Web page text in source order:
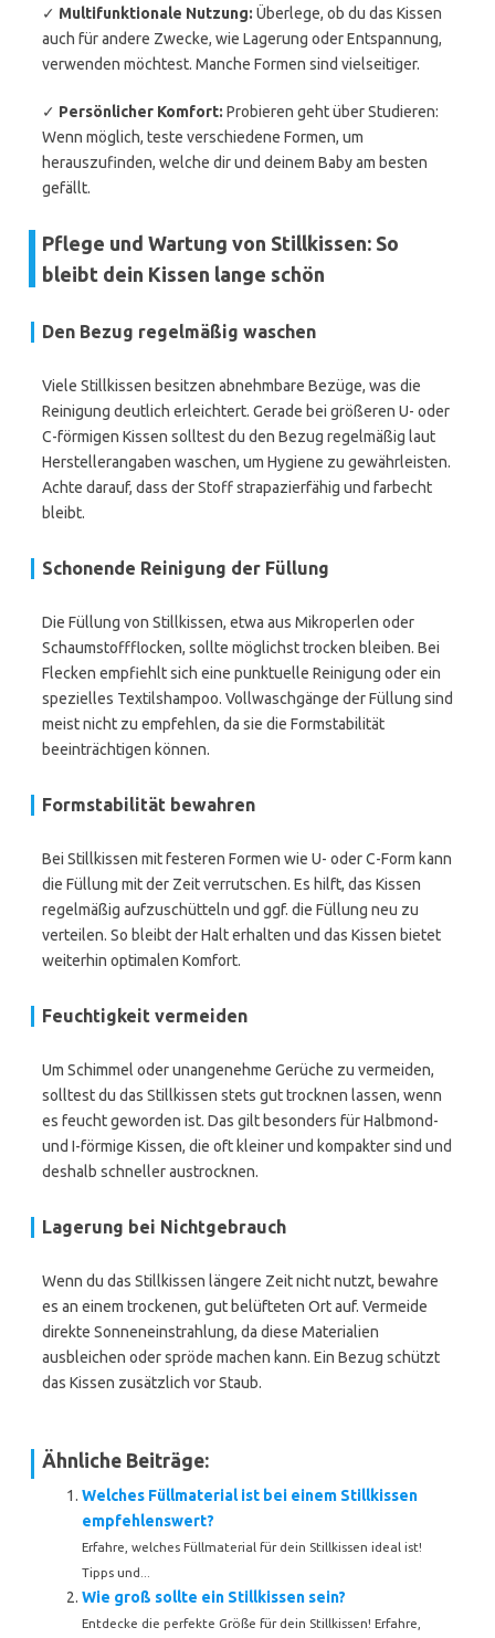
✓ Multifunktionale Nutzung: Überlege, ob du das Kissen
auch für andere Zwecke, wie Lagerung oder Entspannung,
verwenden möchtest. Manche Formen sind vielseitiger.
✓ Persönlicher Komfort: Probieren geht über Studieren:
Wenn möglich, teste verschiedene Formen, um
herauszufinden, welche dir und deinem Baby am besten
gefällt.
Pflege und Wartung von Stillkissen: So
bleibt dein Kissen lange schön
Den Bezug regelmäßig waschen
Viele Stillkissen besitzen abnehmbare Bezüge, was die
Reinigung deutlich erleichtert. Gerade bei größeren U- oder
C-förmigen Kissen solltest du den Bezug regelmäßig laut
Herstellerangaben waschen, um Hygiene zu gewährleisten.
Achte darauf, dass der Stoff strapazierfähig und farbecht
bleibt.
Schonende Reinigung der Füllung
Die Füllung von Stillkissen, etwa aus Mikroperlen oder
Schaumstoffflocken, sollte möglichst trocken bleiben. Bei
Flecken empfiehlt sich eine punktuelle Reinigung oder ein
spezielles Textilshampoo. Vollwaschgänge der Füllung sind
meist nicht zu empfehlen, da sie die Formstabilität
beeinträchtigen können.
Formstabilität bewahren
Bei Stillkissen mit festeren Formen wie U- oder C-Form kann
die Füllung mit der Zeit verrutschen. Es hilft, das Kissen
regelmäßig aufzuschütteln und ggf. die Füllung neu zu
verteilen. So bleibt der Halt erhalten und das Kissen bietet
weiterhin optimalen Komfort.
Feuchtigkeit vermeiden
Um Schimmel oder unangenehme Gerüche zu vermeiden,
solltest du das Stillkissen stets gut trocknen lassen, wenn
es feucht geworden ist. Das gilt besonders für Halbmond-
und I-förmige Kissen, die oft kleiner und kompakter sind und
deshalb schneller austrocknen.
Lagerung bei Nichtgebrauch
Wenn du das Stillkissen längere Zeit nicht nutzt, bewahre
es an einem trockenen, gut belüfteten Ort auf. Vermeide
direkte Sonneneinstrahlung, da diese Materialien
ausbleichen oder spröde machen kann. Ein Bezug schützt
das Kissen zusätzlich vor Staub.
Ähnliche Beiträge:
Welches Füllmaterial ist bei einem Stillkissen
empfehlenswert?
Erfahre, welches Füllmaterial für dein Stillkissen ideal ist!
Tipps und...
Wie groß sollte ein Stillkissen sein?
Entdecke die perfekte Größe für dein Stillkissen! Erfahre,